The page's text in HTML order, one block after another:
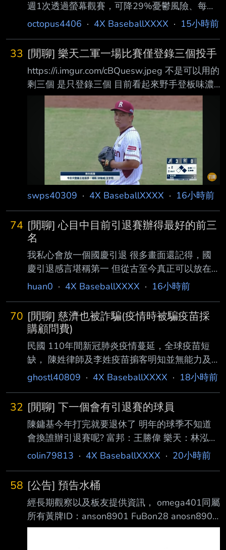
脈也不為過 結果這個專業有夠不值錢欸 說真的
與其要花高薪養一堆沒表現的冗員在二軍 還不
如把那些好幾十萬隨便挪一點給後勤團隊的大家
球團那麼有錢結果對非球員員工這麼摳
週1次透過螢幕觀賽，可降29%憂鬱風險、每月
1至3次親臨現場觀賽，則可降低34%憂鬱風
型研究是由日本筑波大學進行，針對2.1萬名65
歲以上長者，詢問受試者在過去1年平均到現場
觀看運動賽事及透過電視網路觀看運動賽事的頻
率。研究結果顯示，無論高齡者是否平時有規律
參與運動，只要透過現場或電視網路觀看運動賽
事，皆可能有助於降低憂鬱症狀的風險。 研究
發現，相較從未觀看運動賽事者，每年到現場觀
octopus4406 · 4X BaseballXXXX · 15小時前
33 [閒聊] 樂天二軍一場比賽僅登錄三個投手
https://i.imgur.com/cBQuesw.jpeg 不是可以用的
剩三個 是只登錄三個 目前看起來野手登板味濃
swps40309 · 4X BaseballXXXX · 16小時前
74 [閒聊] 心目中目前引退賽辦得最好的前三
名
我私心會放一個國慶引退 很多畫面還記得，國
慶引退感言堪稱第一 但從古至今真正可以放在
TOP前三的引退賽， 內容應該還不止這樣， 認
on my iPhone --
huan0 · 4X BaseballXXXX · 16小時前
70 [閒聊] 慈濟也被詐騙(疫情時被騙疫苗採
購顧問費)
民國 110年間新冠肺炎疫情蔓延，全球疫苗短
缺， 陳姓律師及李姓疫苗掮客明知並無能力及
管道採購 BNT疫苗， 且上海復星公司與鴻海、
及金額， 仍對外謊 稱李姓掮客是上海復星公司
大股東。 ..導致慈濟基金會人員因急於購買BNT
疫苗， 誤信 他們具有採購BNT疫苗能力， 因而
支付新台幣10億 6198萬1295元給陳姓律師名
下鈺達企業管理顧問公 司。 結論: 檢調查扣銀行
帳戶 房子 汽車 現金 及黃金 超過10億與詐騙的
顧問費相符 https://www.cna.c
ghostl40809 · 4X BaseballXXXX · 18小時前
32 [閒聊] 下一個會有引退賽的球員
陳鏞基今年打完就要退休了 明年的球季不知道
會換誰辦引退賽呢? 富邦：王勝偉 樂天：林泓
育、林智平 兄弟：張志豪、李振昌 統一：王鏡
吧? -- 余德龍要到2028才會滿40歲 除非他決定
要退了 兄弟這兩位明年就要滿40歲 另外那三位
已經40歲以上了 今年剛滿40 王勝偉出賽機會變
少了，他遲早還是會退 台鋼這兩位應該還沒有
colin79813 · 4X BaseballXXXX · 20小時前
58 [公告] 預告水桶
經長期觀察以及板友提供資訊， omega401同屬
所有黃牌ID：anson8901 FuBon28 anosn8901
mica8901 Bond8520 全部視為同一人。 6個帳